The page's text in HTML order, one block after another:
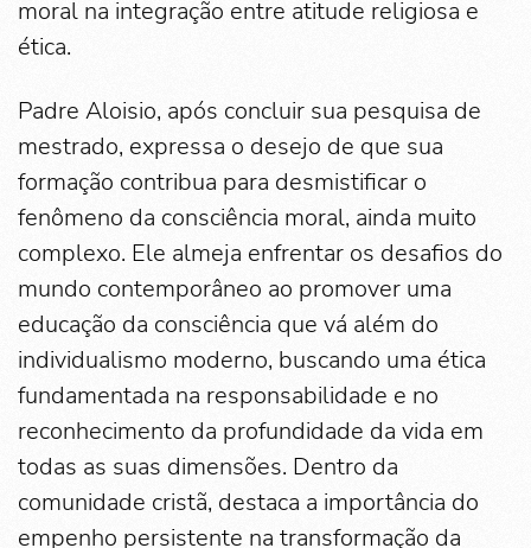
moral na integração entre atitude religiosa e
ética.
Padre Aloisio, após concluir sua pesquisa de
mestrado, expressa o desejo de que sua
formação contribua para desmistificar o
fenômeno da consciência moral, ainda muito
complexo. Ele almeja enfrentar os desafios do
mundo contemporâneo ao promover uma
educação da consciência que vá além do
individualismo moderno, buscando uma ética
fundamentada na responsabilidade e no
reconhecimento da profundidade da vida em
todas as suas dimensões. Dentro da
comunidade cristã, destaca a importância do
empenho persistente na transformação da